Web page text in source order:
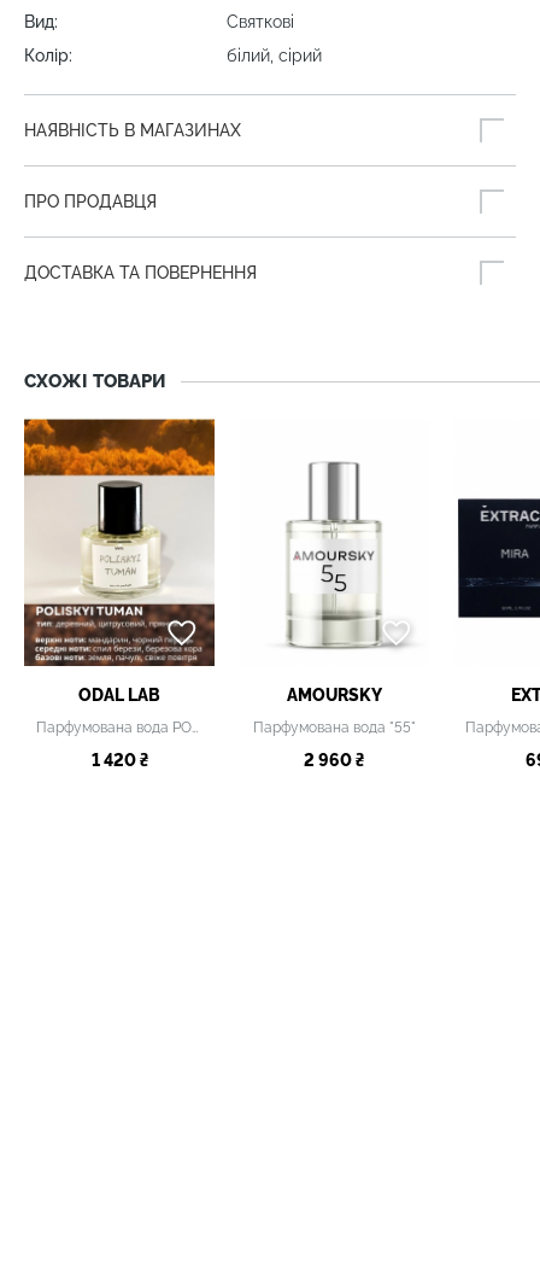
Вид:
Святкові
Колір:
білий, сірий
НАЯВНІСТЬ В МАГАЗИНАХ
ПРО ПРОДАВЦЯ
ДОСТАВКА ТА ПОВЕРНЕННЯ
СХОЖІ ТОВАРИ
ODAL LAB
Парфумована вода POLISKYI TUMAN
1 420 ₴
AMOURSKY
Парфумована вода "55"
2 960 ₴